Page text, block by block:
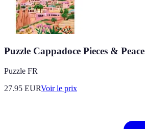
Puzzle Cappadoce Pieces & Peace
Puzzle FR
27.95 EURVoir le prix